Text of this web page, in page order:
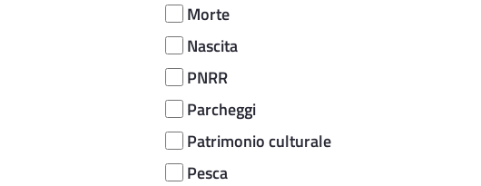
Morte
Nascita
PNRR
Parcheggi
Patrimonio culturale
Pesca